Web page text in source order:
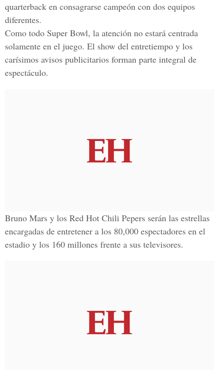
quarterback en consagrarse campeón con dos equipos
diferentes.
Como todo Super Bowl, la atención no estará centrada
solamente en el juego. El show del entretiempo y los
carísimos avisos publicitarios forman parte integral de
espectáculo.
Bruno Mars y los Red Hot Chili Pepers serán las estrellas
encargadas de entretener a los 80,000 espectadores en el
estadio y los 160 millones frente a sus televisores.